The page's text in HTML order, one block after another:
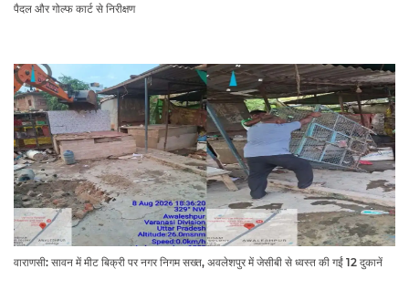
पैदल और गोल्फ कार्ट से निरीक्षण
वाराणसी: सावन में मीट बिक्री पर नगर निगम सख्त, अवलेशपुर में जेसीबी से ध्वस्त की गईं 12 दुकानें